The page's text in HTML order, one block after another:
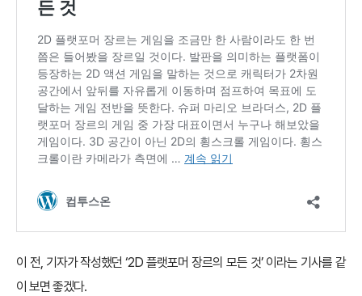
이 전, 기자가 작성했던 ‘2D 플랫포머 장르의 모든 것’ 이라는 기사를 같
이 보면 좋겠다.